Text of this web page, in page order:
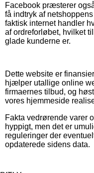
Facebook præsterer
få indtryk af
faktisk internet handler
af ordreforløbet, hvilket
glade kunderne er.
Dette website er
hjælper utallige online
firmaernes tilbud, og
vores hjemmeside
Fakta vedrørende varer
hyppigt, men det er
reguleringer der
opdaterede sidens data.